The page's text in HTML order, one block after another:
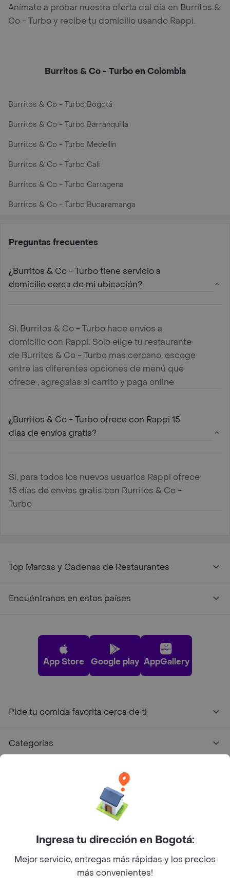
Anímate a probar nuestra oferta del día en Burritos &
Co - Turbo y recibe tu domicilio usando Rappi.
Burritos & Co - Turbo en Colombia
Burritos & Co - Turbo Bogotá
Burritos & Co - Turbo Barranquilla
Burritos & Co - Turbo Medellín
Burritos & Co - Turbo Cali
Burritos & Co - Turbo Cartagena
Burritos & Co - Turbo Bucaramanga
Preguntas frecuentes
¿Burritos & Co - Turbo tiene servicio a
domicilio cerca de mi ubicación?
Si, Burritos & Co - Turbo hace envíos a
domicilio con Rappi. Solo elige tu restaurante
de Burritos & Co - Turbo mas cercano, escoge
entre las diferentes opciones de menú que
ofrece , agregalas al carrito y paga online
¿Burritos & Co - Turbo ofrece con Rappi 15
días de envíos gratis?
Sí, para todos los nuevos usuarios Rappi ofrece
15 días de envíos gratis con Burritos & Co -
Turbo
Top Marcas y Cadenas de Restaurantes
Encuéntranos en estos países
App Store Google play AppGallery
Pide tu comida favorita cerca de ti
Categorías
Facebook
Twitter
Instagram
©2026Rappi Inc. All rights reserved.
Ingresa tu dirección en Bogotá:
Mejor servicio, entregas más rápidas y los precios
más convenientes!